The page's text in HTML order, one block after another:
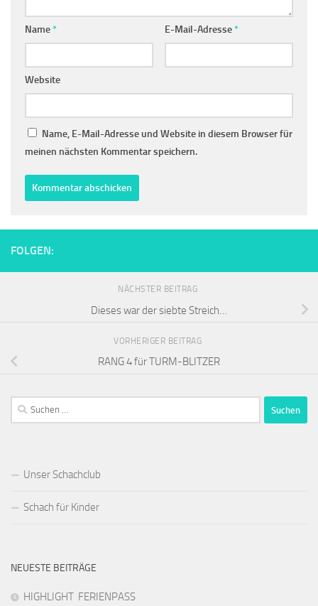
Name* E-Mail-Adresse*
Website
Name, E-Mail-Adresse und Website in diesem Browser für
meinen nächsten Kommentar speichern.
FOLGEN:
NÄCHSTER BEITRAG
Dieses war der siebte Streich…
VORHERIGER BEITRAG
RANG 4 für TURM-BLITZER
Suchen
nach:
Unser Schachclub
Schach für Kinder
NEUESTE BEITRÄGE
HIGHLIGHT FERIENPASS